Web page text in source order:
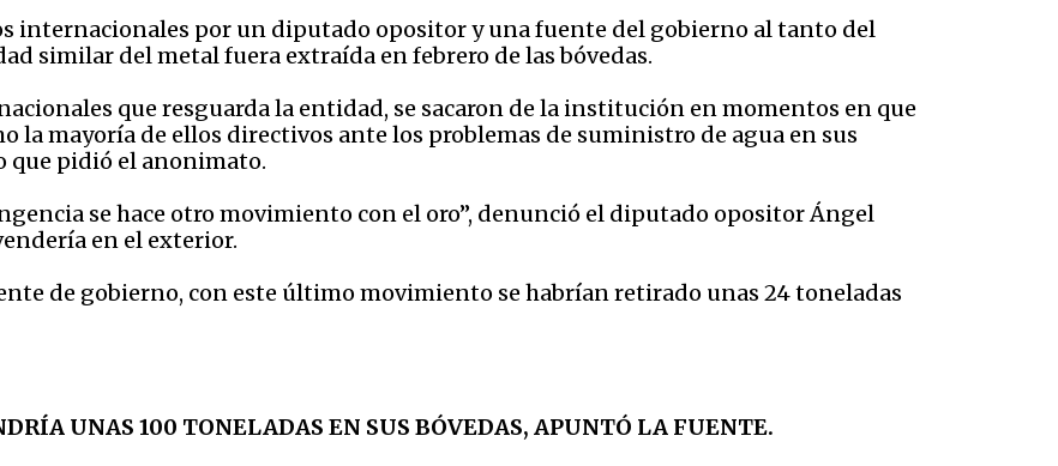
internacionales por un diputado opositor y una fuente del gobierno al tanto del
similar del metal fuera extraída en febrero de las bóvedas.
que resguarda la entidad, se sacaron de la institución en momentos en que
la mayoría de ellos directivos ante los problemas de suministro de agua en sus
que pidió el anonimato.
se hace otro movimiento con el oro”, denunció el diputado opositor Ángel
en el exterior.
de gobierno, con este último movimiento se habrían retirado unas 24 toneladas
UNAS 100 TONELADAS EN SUS BÓVEDAS, APUNTÓ LA FUENTE.